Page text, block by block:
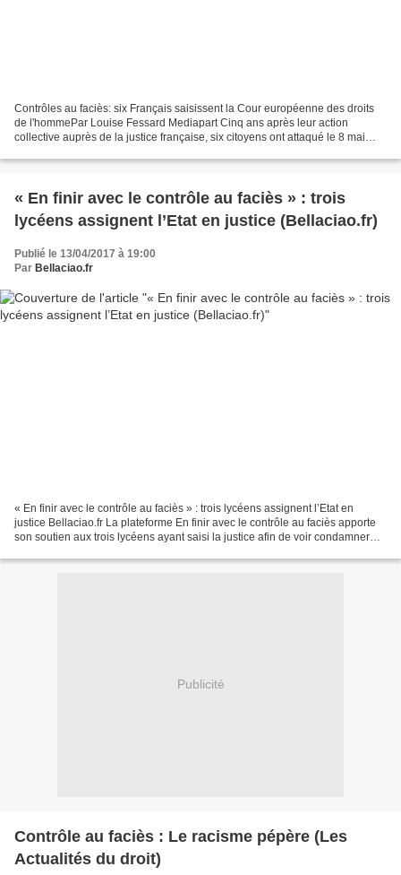
Contrôles au faciès: six Français saisissent la Cour européenne des droits
de l'hommePar Louise Fessard Mediapart Cinq ans après leur action
collective auprès de la justice française, six citoyens ont attaqué le 8 mai
« En finir avec le contrôle au faciès » : trois
lycéens assignent l’Etat en justice (Bellaciao.fr)
Publié le 13/04/2017 à 19:00
Par Bellaciao.fr
« En finir avec le contrôle au faciès » : trois lycéens assignent l’Etat en
justice Bellaciao.fr La plateforme En finir avec le contrôle au faciès apporte
son soutien aux trois lycéens ayant saisi la justice afin de voir condamner
Publicité
Contrôle au faciès : Le racisme pépère (Les
Actualités du droit)